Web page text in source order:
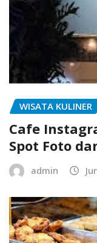
WISATA KULINER
Cafe
Spot Foto
admin